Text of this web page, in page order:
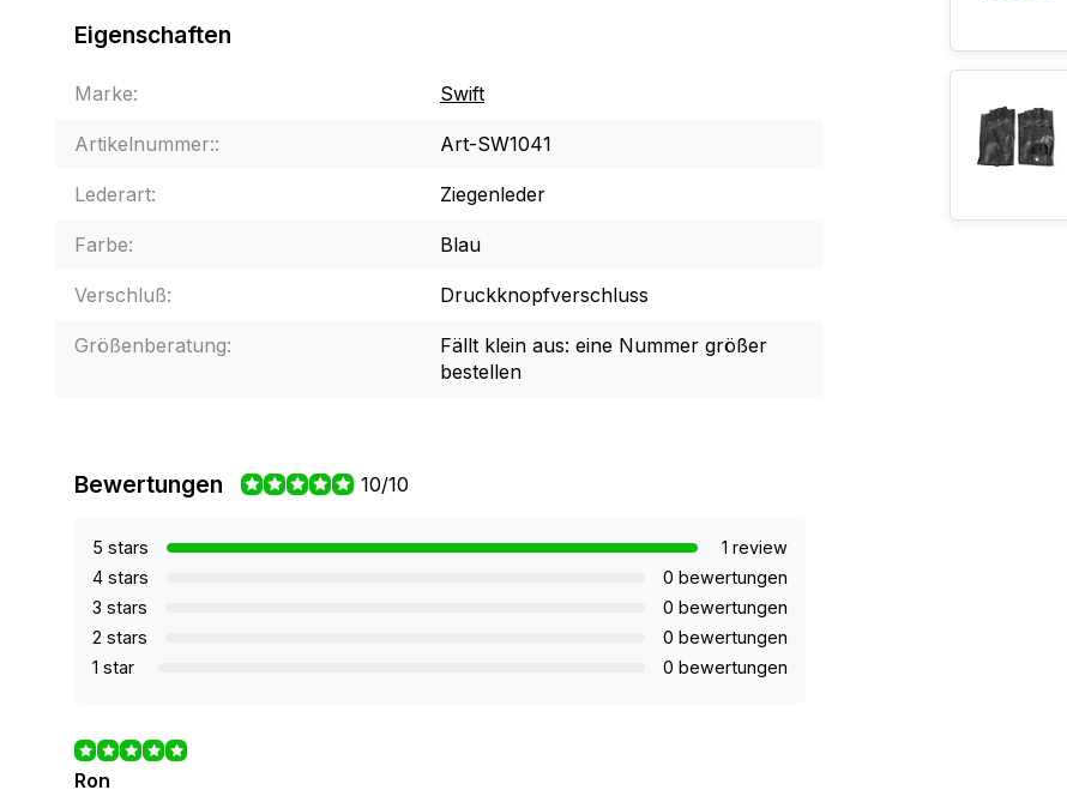
Eigenschaften
Marke: Swift
Artikelnummer:: Art-SW1041
Lederart: Ziegenleder
Farbe: Blau
Verschluß: Druckknopfverschluss
Größenberatung:
Fällt klein aus: eine Nummer größer
bestellen
Bewertungen 10/10
5 stars
1 review
4 stars
0 bewertungen
3 stars
0 bewertungen
2 stars
0 bewertungen
1 star
0 bewertungen
Ron